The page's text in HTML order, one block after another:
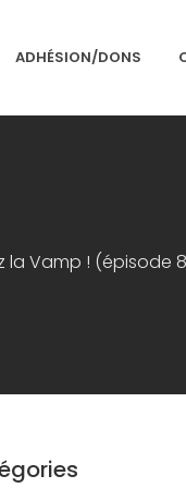
ADHÉSION/DONS
la Vamp ! (épisode